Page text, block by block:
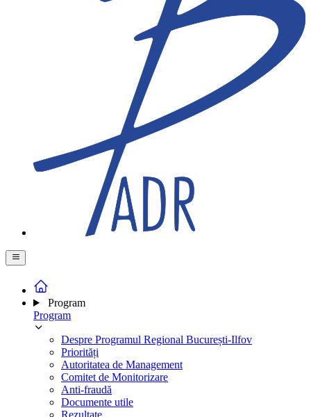
Program
Program
Despre Programul Regional București-Ilfov
Priorități
Autoritatea de Management
Comitet de Monitorizare
Anti-fraudă
Documente utile
Rezultate